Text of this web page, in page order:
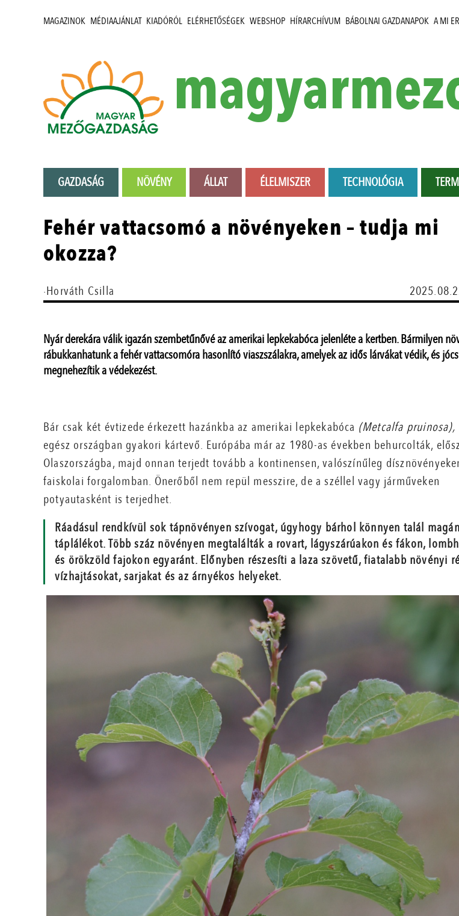
MAGAZINOK MÉDIAAJÁNLAT KIADÓRÓL ELÉRHETŐSÉGEK WEBSHOP HÍRARCHÍVUM BÁBOLNAI GAZDANAPOK A MI
GAZDASÁG NÖVÉNY ÁLLAT ÉLELMISZER TECHNOLÓGIA
Fehér vattacsomó a növényeken – tudja mi
okozza?
·Horváth Csilla
Nyár derekára válik igazán szembetűnővé az amerikai lepkekabóca jelenléte a kertben. Bármilyen
rábukkanhatunk a fehér vattacsomóra hasonlító viaszszálakra, amelyek az idős lárvákat védik, és
megnehezítik a védekezést.
Bár csak két évtizede érkezett hazánkba az amerikai lepkekabóca (Metcalfa pruinosa),
egész országban gyakori kártevő. Európába már az 1980-as években behurcolták,
Olaszországba, majd onnan terjedt tovább a kontinensen, valószínűleg
faiskolai forgalomban. Önerőből nem repül messzire, de a széllel vagy járműveken
potyautasként is terjedhet.
Ráadásul rendkívül sok tápnövényen szívogat, úgyhogy bárhol könnyen talál
táplálékot. Több száz növényen megtalálták a rovart, lágyszárúakon és fákon,
és örökzöld fajokon egyaránt. Előnyben részesíti a laza szövetű, fiatalabb növényi
vízhajtásokat, sarjakat és az árnyékos helyeket.